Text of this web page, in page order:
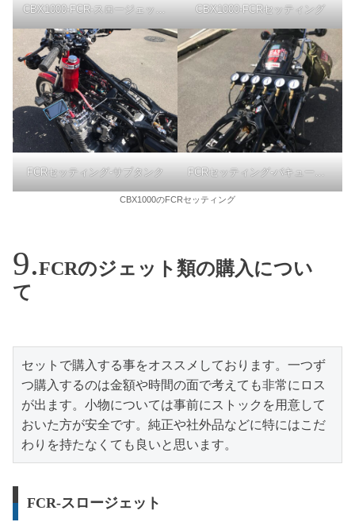
CBX1000-FCR-スロージェット交換 CBX1000-FCRセッティング
FCRセッティング-サブタンク FCRセッティング-バキュームゲージ
CBX1000のFCRセッティング
FCRのジェット類の購入につい
て
セットで購入する事をオススメしております。一つず
つ購入するのは金額や時間の面で考えても非常にロス
が出ます。小物については事前にストックを用意して
おいた方が安全です。純正や社外品などに特にはこだ
わりを持たなくても良いと思います。
FCR-スロージェット